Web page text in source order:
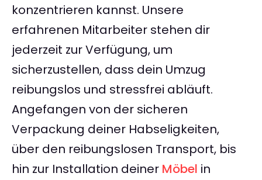
konzentrieren kannst. Unsere
erfahrenen Mitarbeiter stehen dir
jederzeit zur Verfügung, um
sicherzustellen, dass dein Umzug
reibungslos und stressfrei abläuft.
Angefangen von der sicheren
Verpackung deiner Habseligkeiten,
über den reibungslosen Transport, bis
hin zur Installation deiner Möbel in